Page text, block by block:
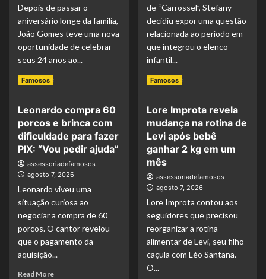
educação
recebida
de
Carol
Dantas
amorosa
Depois de passar o
aniversário longe da família,
João Gomes teve uma nova
oportunidade de celebrar
seus 24 anos ao...
Read MoreRead
João
Gomes
ganha
festa
após
aniversário
na
Austrália,
e
Ary
Mirelle
detalhes
da
de “Carrossel”, Stefany
decidiu expor uma questão
relacionada ao período em
que integrou o elenco
infantil...
Read MoreRead
Stefany,
ex-
atriz
mirim
desabafa
sobre
músicas
da
diz
nunca
Famosos
Leonardo compra 60
porcos e brinca com
dificuldade para fazer
PIX: “Vou pedir ajuda”
assessoriadefamosos
agosto 7, 2026
Leonardo viveu uma
situação curiosa ao
negociar a compra de 60
porcos. O cantor revelou
que o pagamento da
aquisição...
Read MoreRead
Famosos
Lore Improta revela
mudança na rotina de
Levi após bebê
ganhar 2 kg em um
mês
assessoriadefamosos
agosto 7, 2026
Lore Improta contou aos
seguidores que precisou
reorganizar a rotina
alimentar de Levi, seu filho
caçula com Léo Santana.
O...